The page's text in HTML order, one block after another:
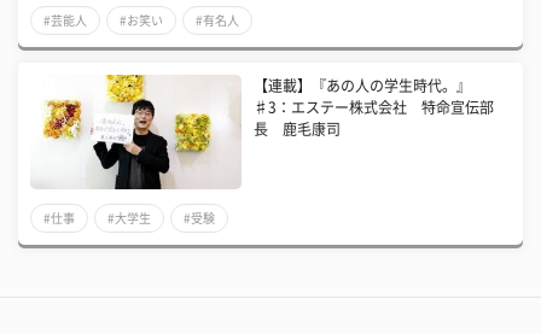
#芸能人 #お笑い #有名人
【連載】『あの人の学生時代。』
♯3：エステー株式会社 特命宣伝部
長 鹿毛康司
#仕事 #大学生 #受験